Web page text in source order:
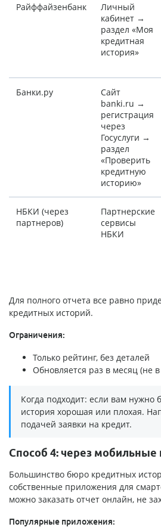
Райффайзенбанк
Личный
кабинет →
раздел «Моя
кредитная
история»
Банки.ру
Сайт
banki.ru →
регистрация
через
Госуслуги →
раздел
«Проверить
кредитную
историю»
НБКИ (через
партнеров)
Партнерские
сервисы
НБКИ
Для полного отчета все равно
кредитных историй.
Ограничения:
Только рейтинг, без деталей
Обновляется раз в месяц (не
Когда подходит: если вам нужно
история хорошая или плохая.
подачей заявки на кредит.
Способ 4: через
Большинство бюро кредитных
собственные приложения для
можно заказать отчет онлайн, не
Популярные приложения: